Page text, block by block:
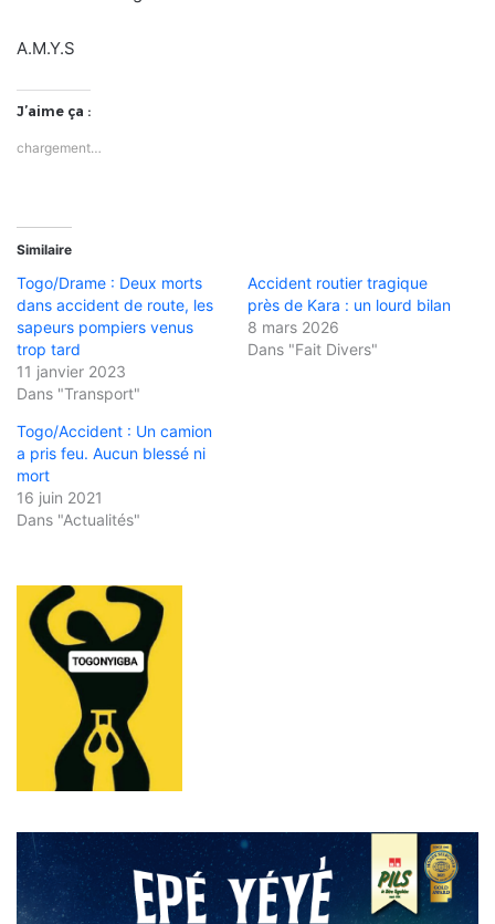
A.M.Y.S
J’aime ça :
chargement…
Similaire
Togo/Drame : Deux morts
dans accident de route, les
sapeurs pompiers venus
trop tard
11 janvier 2023
Dans "Transport"
Accident routier tragique
près de Kara : un lourd bilan
8 mars 2026
Dans "Fait Divers"
Togo/Accident : Un camion
a pris feu. Aucun blessé ni
mort
16 juin 2021
Dans "Actualités"